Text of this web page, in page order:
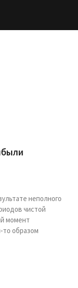
неполного
чистой
момент
образом